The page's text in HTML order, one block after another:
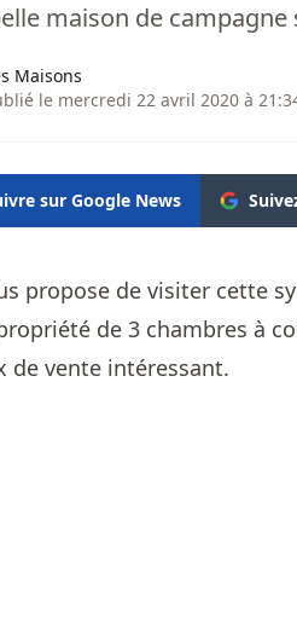
maison de
Maisons
le mercredi 22 avril 2020 à
sur Google News
propose de visiter cette
de 3 chambres à
de vente intéressant.